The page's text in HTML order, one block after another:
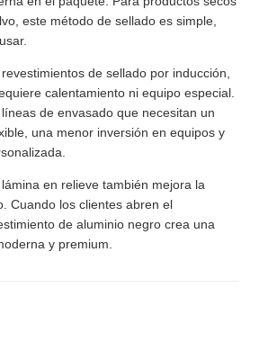
este método de sellado es simple,
de sellado por inducción,
calentamiento ni equipo especial.
de envasado que necesitan un
una menor inversión en equipos y
en relieve también mejora la
Cuando los clientes abren el
de aluminio negro crea una
y premium.